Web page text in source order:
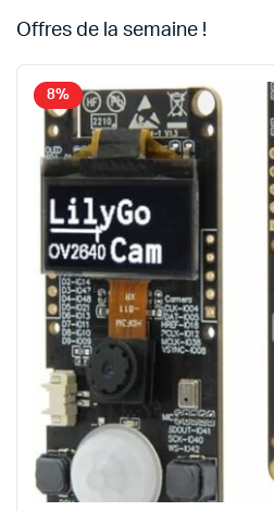
Offres de la semaine !
8%